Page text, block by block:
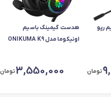
رپو
تومان
هدست گیمینگ باسیم
اونیکوما مدل ONIKUMA K9
3,550,000تومان